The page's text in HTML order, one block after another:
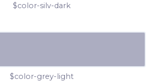
$color-silv-dark
$color-grey-light